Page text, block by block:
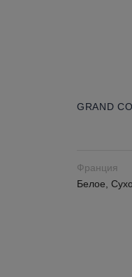
GRAND
Франция
Белое,